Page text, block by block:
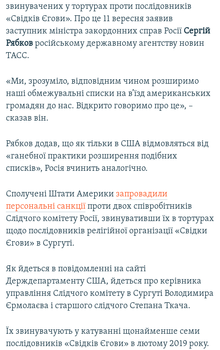
звинувачених у тортурах проти послідовників
«Свідків Єгови». Про це 11 вересня заявив
заступник міністра закордонних справ Росії Сергій
Рябков російському державному агентству новин
ТАСС.
«Ми, зрозуміло, відповідним чином розширимо
наші обмежувальні списки на в’їзд американських
громадян до нас. Відкрито говоримо про це», –
сказав він.
Рябков додав, що як тільки в США відмовляться від
«ганебної практики розширення подібних
списків», Росія вчинить аналогічно.
Сполучені Штати Америки запровадили
персональні санкції проти двох співробітників
Слідчого комітету Росії, звинувативши їх в тортурах
щодо послідовників релігійної організації «Свідки
Єгови» в Сургуті.
Як йдеться в повідомленні на сайті
Держдепартаменту США, йдеться про керівника
управління Слідчого комітету в Сургуті Володимира
Єрмолаєва і старшого слідчого Степана Ткача.
Їх звинувачують у катуванні щонайменше семи
послідовників «Свідків Єгови» в лютому 2019 року.